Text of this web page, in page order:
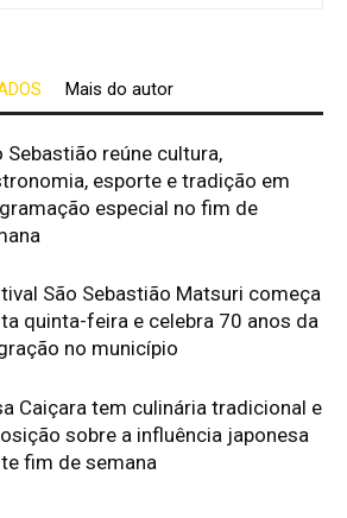
Mais do autor
Sebastião reúne cultura,
esporte e tradição em
especial no fim de
São Sebastião Matsuri começa
quinta-feira e celebra 70 anos da
no município
Caiçara tem culinária tradicional e
sobre a influência japonesa
fim de semana